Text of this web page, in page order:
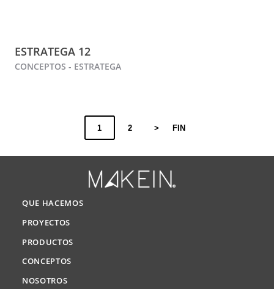
ESTRATEGA 12
CONCEPTOS - ESTRATEGA
1 2 > FIN
QUE HACEMOS
PROYECTOS
PRODUCTOS
CONCEPTOS
NOSOTROS